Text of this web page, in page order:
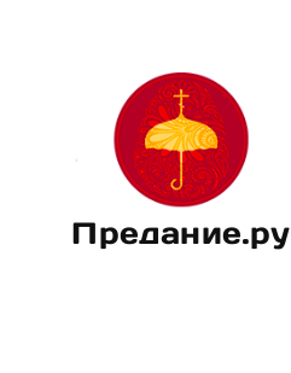
Предание.ру